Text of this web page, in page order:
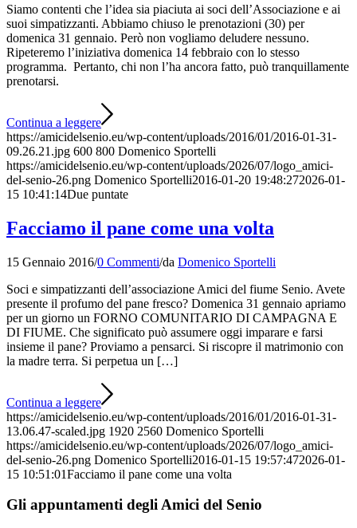
Siamo contenti che l’idea sia piaciuta ai soci dell’Associazione e ai
suoi simpatizzanti. Abbiamo chiuso le prenotazioni (30) per
domenica 31 gennaio. Però non vogliamo deludere nessuno.
Ripeteremo l’iniziativa domenica 14 febbraio con lo stesso
programma. Pertanto, chi non l’ha ancora fatto, può tranquillamente
prenotarsi.
Continua a leggere
https://amicidelsenio.eu/wp-content/uploads/2016/01/2016-01-31-
09.26.21.jpg 600 800 Domenico Sportelli
https://amicidelsenio.eu/wp-content/uploads/2026/07/logo_amici-
del-senio-26.png Domenico Sportelli2016-01-20 19:48:272026-01-
15 10:41:14Due puntate
Facciamo il pane come una volta
15 Gennaio 2016/0 Commenti/da Domenico Sportelli
Soci e simpatizzanti dell’associazione Amici del fiume Senio. Avete
presente il profumo del pane fresco? Domenica 31 gennaio apriamo
per un giorno un FORNO COMUNITARIO DI CAMPAGNA E
DI FIUME. Che significato può assumere oggi imparare e farsi
insieme il pane? Proviamo a pensarci. Si riscopre il matrimonio con
la madre terra. Si perpetua un […]
Continua a leggere
https://amicidelsenio.eu/wp-content/uploads/2016/01/2016-01-31-
13.06.47-scaled.jpg 1920 2560 Domenico Sportelli
https://amicidelsenio.eu/wp-content/uploads/2026/07/logo_amici-
del-senio-26.png Domenico Sportelli2016-01-15 19:57:472026-01-
15 10:51:01Facciamo il pane come una volta
Gli appuntamenti degli Amici del Senio